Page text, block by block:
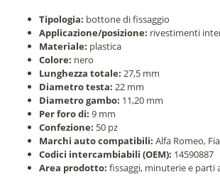
Tipologia: bottone di fissaggio
Applicazione/posizione: rivestimenti
Materiale: plastica
Colore: nero
Lunghezza totale: 27,5 mm
Diametro testa: 22 mm
Diametro gambo: 11,20 mm
Per foro di: 9 mm
Confezione: 50 pz
Marchi auto compatibili: Alfa Romeo,
Codici intercambiabili (OEM): 14590887
Area prodotto: fissaggi, minuterie e parti